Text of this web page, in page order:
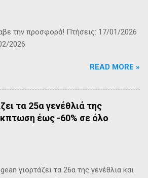
την προσφορά! Πτήσεις: 17/01/2026
2026
READ MORE »
τα 25α γενέθλιά της
έως -60% σε όλο
γιορτάζει τα 26α της γενέθλια και